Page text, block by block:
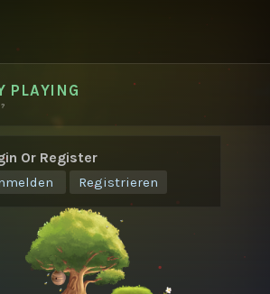
PLAYING
Or Register
Registrieren